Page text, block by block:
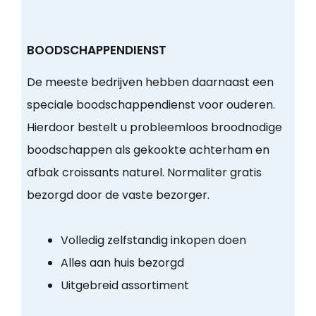
BOODSCHAPPENDIENST
De meeste bedrijven hebben daarnaast een
speciale boodschappendienst voor ouderen.
Hierdoor bestelt u probleemloos broodnodige
boodschappen als gekookte achterham en
afbak croissants naturel. Normaliter gratis
bezorgd door de vaste bezorger.
Volledig zelfstandig inkopen doen
Alles aan huis bezorgd
Uitgebreid assortiment